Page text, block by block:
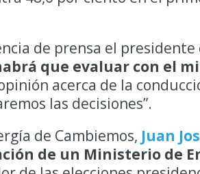
de prensa el presidente
que evaluar con el
acerca de la
las decisiones”.
de Cambiemos, Juan
de un Ministerio de